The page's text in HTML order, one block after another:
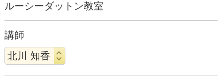
ルーシーダットン教室
講師